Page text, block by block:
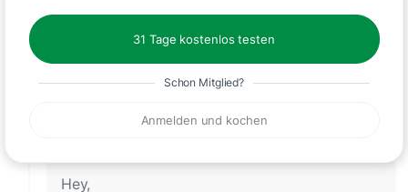
31 Tage kostenlos testen
Schon Mitglied?
Anmelden und kochen
lecker und schnell gemacht!!!!
Emily vom ZauberMix Club Team
Hey,